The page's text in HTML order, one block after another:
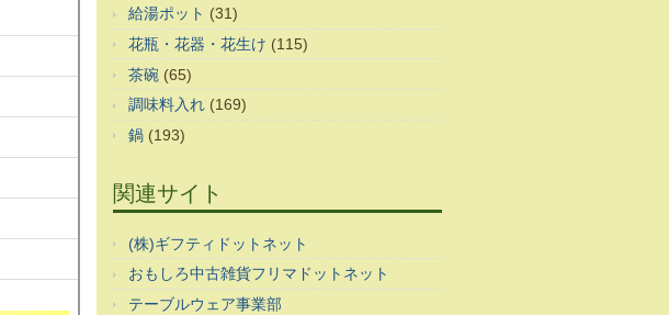
給湯ポット (31)
花瓶・花器・花生け (115)
茶碗 (65)
調味料入れ (169)
鍋 (193)
関連サイト
(株)ギフティドットネット
おもしろ中古雑貨フリマドットネット
テーブルウェア事業部